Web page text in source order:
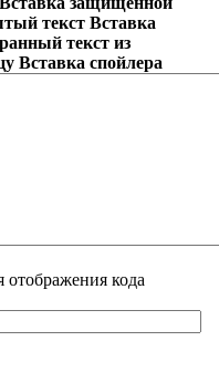
текст Вставка
текст из
Вставка спойлера